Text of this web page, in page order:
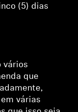
(5) dias
vários
que
várias